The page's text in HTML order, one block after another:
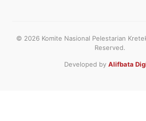
© 2026 Komite Nasional Pelestarian
Reserved.
Developed by Alifbata